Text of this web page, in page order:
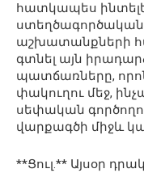
հատկապես
աշխատանքների
գտնել այն
պատճառները,
փակուղու մեջ,
սեփական
վարքագծի միջև
**Ցուլ.** Այսօր